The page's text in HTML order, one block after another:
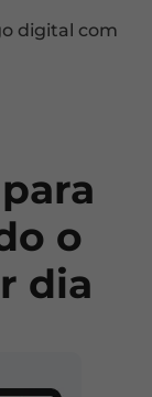
digital com
o
dia